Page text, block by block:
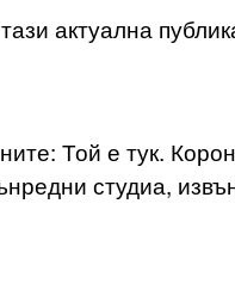
актуална
Той е тук.
студиа,